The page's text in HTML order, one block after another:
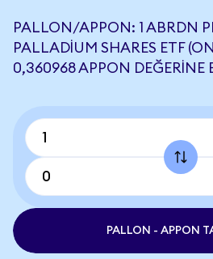
PALLON/APPON: 1 ABRDN
PALLADIUM SHARES ETF
0,360968 APPON DEĞERINE
PALLON - APPON